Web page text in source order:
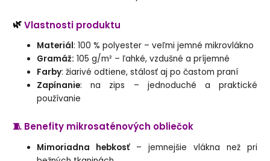
🌿Vlastnosti produktu
Materiál: 100 % polyester – veľmi jemné mikrovlákno
Gramáž: 105 g/m² – ľahké, vzdušné a príjemné
Farby: žiarivé odtiene, stálosť aj po častom praní
Zapínanie: na zips – jednoduché a praktické
používanie
🧵 Benefity mikrosaténových obliečok
Mimoriadna hebkosť– jemnejšie vlákna než pri